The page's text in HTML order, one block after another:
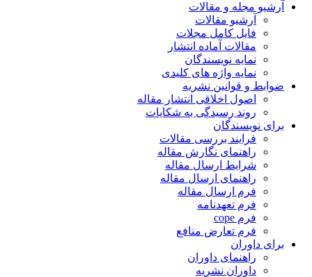
آرشیو مجله و مقالات
آرشیو مقالات
فایل کامل مجلات
مقالات آماده انتشار
نمایه نویسندگان
نمایه واژه های کلیدی
ضوابط و قوانین نشریه
اصول اخلاقی انتشار مقاله
روند رسیدگی به شکایات
برای نویسندگان
فرایند بررسی مقالات
راهنمای نگارش مقاله
شرایط ارسال مقاله
راهنمای ارسال مقاله
فرم ارسال مقاله
فرم تعهدنامه
فرم cope
فرم تعارض منافع
برای داوران
راهنمای داوران
داوران نشریه